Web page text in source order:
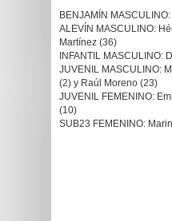
BENJAMÍN
ALEVÍN MASCULINO:
Martínez (36)
INFANTIL MASCULINO:
JUVENIL MASCULINO:
(2) y Raúl Moreno (23)
JUVENIL FEMENINO:
(10)
SUB23 FEMENINO: